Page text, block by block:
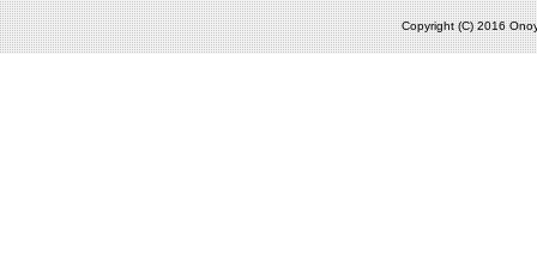
Copyright (C) 2016